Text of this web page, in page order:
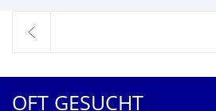
zurück
OFT GESUCHT